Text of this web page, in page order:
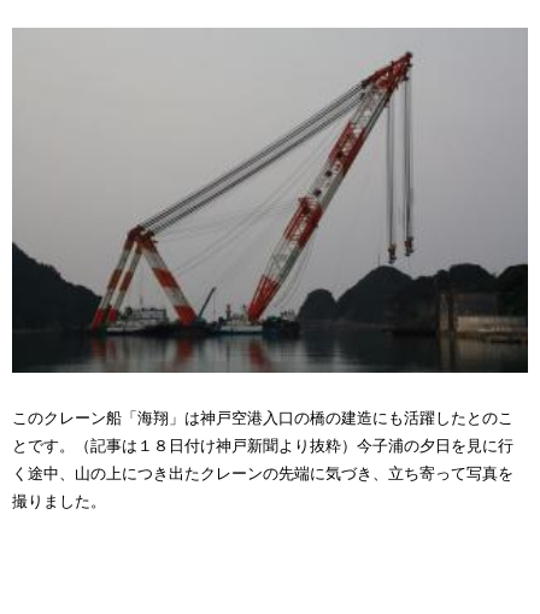
このクレーン船「海翔」は神戸空港入口の橋の建造にも活躍したとのこ
とです。（記事は１８日付け神戸新聞より抜粋）今子浦の夕日を見に行
く途中、山の上につき出たクレーンの先端に気づき、立ち寄って写真を
撮りました。